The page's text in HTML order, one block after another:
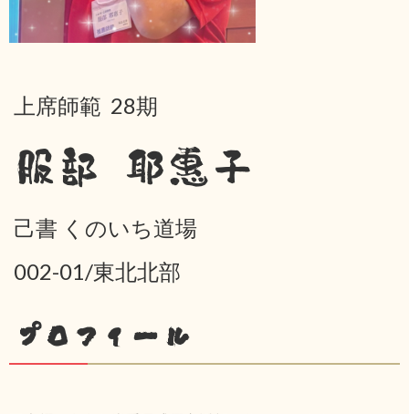
上席師範 28期
服部 耶惠子
己書 くのいち道場
002-01/東北北部
プロフィール